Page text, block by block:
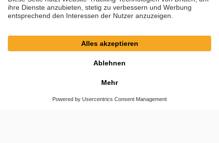
© SAF-HOLLAND SE
Datenschutz
Cookie-Einstellungen
AGB